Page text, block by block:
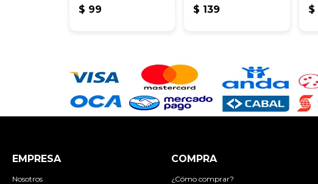
$ 99 $ 139 $
EMPRESA
Nosotros
COMPRA
¿Cómo comprar?